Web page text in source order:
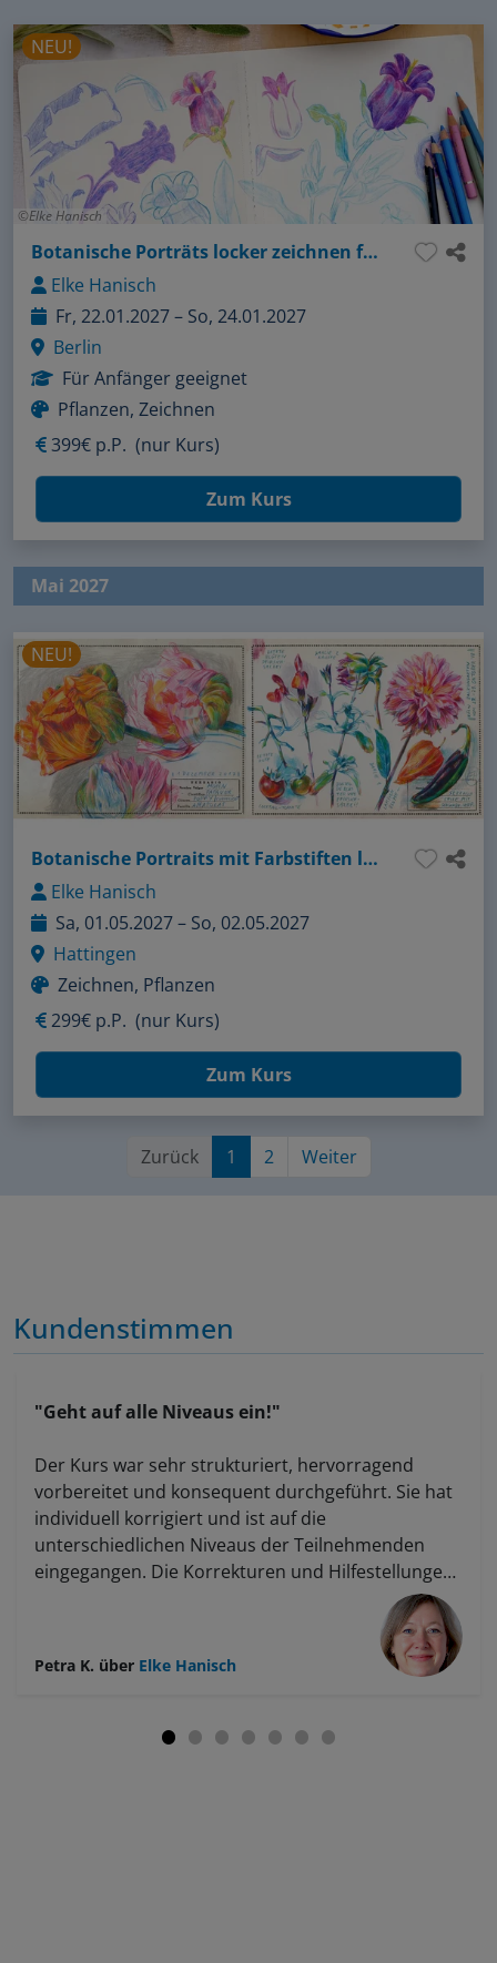
Elke Hanisch
NEU!
Botanische Porträts locker zeichnen für Anfänger: Erste Schritte mit Farbstiften
Elke Hanisch
Fr, 22.01.2027 – So, 24.01.2027
Berlin
Für Anfänger geeignet
Pflanzen, Zeichnen
399€ p.P. (nur Kurs)
Zum Kurs
Mai 2027
NEU!
Botanische Portraits mit Farbstiften locker und lebendig zeichnen
Elke Hanisch
Sa, 01.05.2027 – So, 02.05.2027
Hattingen
Zeichnen, Pflanzen
299€ p.P. (nur Kurs)
Zum Kurs
Zurück 1 2 Weiter
Kundenstimmen
"Geht auf alle Niveaus ein!"
Der Kurs war sehr strukturiert, hervorragend
vorbereitet und konsequent durchgeführt. Sie hat
individuell korrigiert und ist auf die
unterschiedlichen Niveaus der Teilnehmenden
eingegangen. Die Korrekturen und Hilfestellungen
waren ausgesprochen hilfreich. Gut, dass es ein
Wochenendkurs war – er verlangt Konzentration,
bringt einen aber enorm weiter. Es wurden sehr
gute Grundlagen vermittelt, viele Tipps und Tricks
für sich mitnehmen.
Petra K. über Elke Hanisch